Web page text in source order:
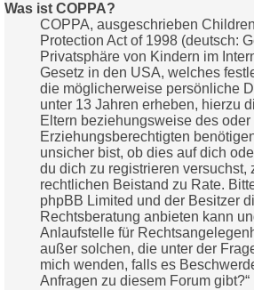
Was ist COPPA?
COPPA, ausgeschrieben
Protection Act of 1998 (deutsch:
Privatsphäre von Kindern im
Gesetz in den USA, welches
die möglicherweise persönliche
unter 13 Jahren erheben, hierzu
Eltern beziehungsweise des oder
Erziehungsberechtigten
unsicher bist, ob dies auf dich
du dich zu registrieren versuchst,
rechtlichen Beistand zu Rate.
phpBB Limited und der Besitzer
Rechtsberatung anbieten kann
Anlaufstelle für
außer solchen, die unter der
mich wenden, falls es
Anfragen zu diesem Forum